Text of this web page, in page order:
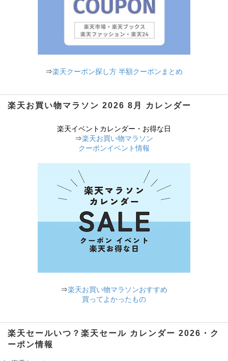
⇒楽天クーポン探し方 半額クーポンまとめ
楽天お買い物マラソン 2026 8月 カレンダー
楽天イベントカレンダー・お得な日
⇒楽天お買い物マラソン
クーポンイベント情報
⇒楽天お買い物マラソンおすすめ
買ってよかったもの
楽天セールいつ？楽天セール カレンダー 2026・ク
ーポン情報